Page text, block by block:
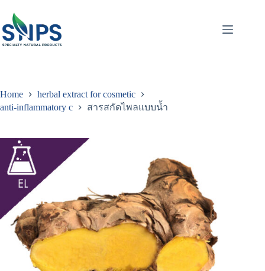
Home
herbal extract for cosmetic
anti-inflammatory c
สารสกัดไพลแบบน้ำ